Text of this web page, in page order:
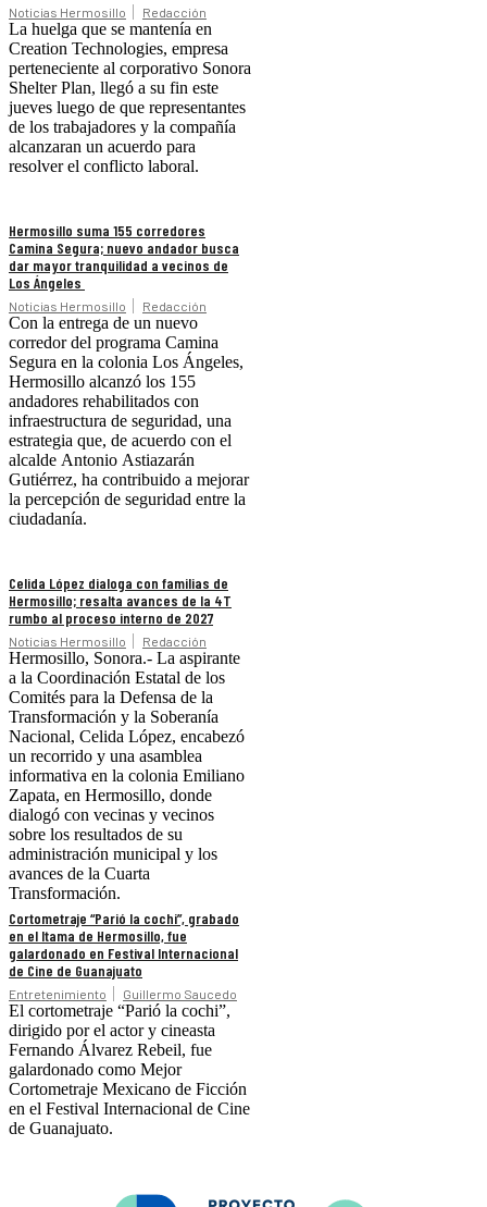
Noticias Hermosillo Redacción
La huelga que se mantenía en
Creation Technologies, empresa
perteneciente al corporativo Sonora
Shelter Plan, llegó a su fin este
jueves luego de que representantes
de los trabajadores y la compañía
alcanzaran un acuerdo para
resolver el conflicto laboral.
Hermosillo suma 155 corredores
Camina Segura; nuevo andador busca
dar mayor tranquilidad a vecinos de
Los Ángeles
Noticias Hermosillo Redacción
Con la entrega de un nuevo
corredor del programa Camina
Segura en la colonia Los Ángeles,
Hermosillo alcanzó los 155
andadores rehabilitados con
infraestructura de seguridad, una
estrategia que, de acuerdo con el
alcalde Antonio Astiazarán
Gutiérrez, ha contribuido a mejorar
la percepción de seguridad entre la
ciudadanía.
Celida López dialoga con familias de
Hermosillo; resalta avances de la 4T
rumbo al proceso interno de 2027
Noticias Hermosillo Redacción
Hermosillo, Sonora.- La aspirante
a la Coordinación Estatal de los
Comités para la Defensa de la
Transformación y la Soberanía
Nacional, Celida López, encabezó
un recorrido y una asamblea
informativa en la colonia Emiliano
Zapata, en Hermosillo, donde
dialogó con vecinas y vecinos
sobre los resultados de su
administración municipal y los
avances de la Cuarta
Transformación.
Cortometraje “Parió la cochi”, grabado
en el Itama de Hermosillo, fue
galardonado en Festival Internacional
de Cine de Guanajuato
Entretenimiento Guillermo Saucedo
El cortometraje “Parió la cochi”,
dirigido por el actor y cineasta
Fernando Álvarez Rebeil, fue
galardonado como Mejor
Cortometraje Mexicano de Ficción
en el Festival Internacional de Cine
de Guanajuato.